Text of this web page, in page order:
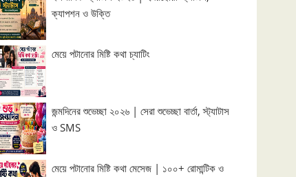
ক্যাপশন ও উক্তি
মেয়ে পটানোর মিষ্টি কথা চ্যাটিং
জন্মদিনের শুভেচ্ছা ২০২৬ | সেরা শুভেচ্ছা বার্তা, স্ট্যাটাস
ও SMS
মেয়ে পটানোর মিষ্টি কথা মেসেজ | ১০০+ রোমান্টিক ও